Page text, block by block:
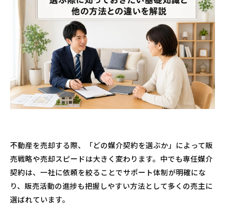
不動産を売却する際、「どの媒介契約を選ぶか」によって販
売戦略や売却スピードは大きく変わります。中でも専任媒介
契約は、一社に依頼を絞ることでサポート体制が明確にな
り、販売活動の進捗も把握しやすい方法として多くの売主に
選ばれています。